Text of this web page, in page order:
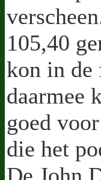
105,40
kon in de
daarmee
goed
die het